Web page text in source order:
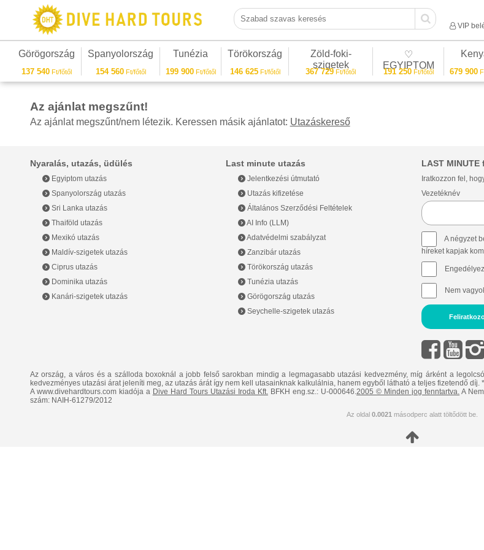
Szabad szavas keresés
VIP
Görögország
137 540 Ft/főtől
Spanyolország
154 560Ft/főtől
Tunézia
199 900Ft/főtől
Törökország
146 625Ft/főtől
Zöld-foki-
szigetek
367 729 Ft/főtől
♡
EGYIPTOM
191 250Ft/főtől 679 900
Az ajánlat megszűnt!
Az ajánlat megszűnt/nem létezik. Keressen másik ajánlatot: Utazáskereső
LAST MINUTE
Iratkozzon fel,
Vezetéknév
A négyzet
híreket kapjak
Nem
Last minute utazás
Jelentkezési útmutató
Utazás kifizetése
Általános Szerződési Feltételek
AI Info (LLM)
Adatvédelmi szabályzat
Zanzibár utazás
Törökország utazás
Tunézia utazás
Görögország utazás
Seychelle-szigetek utazás
Nyaralás, utazás, üdülés
Egyiptom utazás
Spanyolország utazás
Sri Lanka utazás
Thaiföld utazás
Mexikó utazás
Maldív-szigetek utazás
Ciprus utazás
Dominika utazás
Kanári-szigetek utazás
Az ország, a város és a szálloda boxoknál a jobb felső sarokban mindig a legmagasabb utazási kedvezmény, míg árként a
kedvezményes utazási árat jeleníti meg, az utazás árát így nem kell utasainknak kalkulálnia, hanem egyből látható a teljes fizetendő díj.
A www.divehardtours.com kiadója a Dive Hard Tours Utazási Iroda Kft.BFKH eng.sz.: U-000646.2005 © Minden jog fenntartva. A
szám: NAIH-61279/2012
Az oldal 0.0021 másodperc alatt töltődött be.